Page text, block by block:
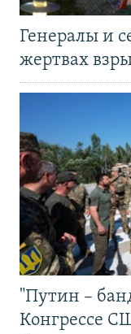
Генералы и
жертвах
"Путин –
Конгрессе